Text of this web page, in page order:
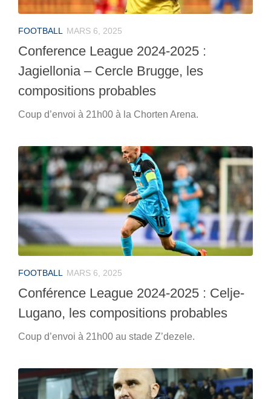
FOOTBALL MARS 6, 2025
Conference League 2024-2025 :
Jagiellonia – Cercle Brugge, les
compositions probables
Coup d’envoi à 21h00 à la Chorten Arena.
FOOTBALL MARS 6, 2025
Conférence League 2024-2025 : Celje-
Lugano, les compositions probables
Coup d’envoi à 21h00 au stade Z’dezele.